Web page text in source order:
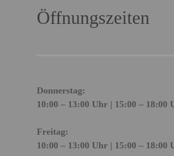
Öffnungszeiten
Donnerstag:
10:00 – 13:00 Uhr | 15:00 – 18:00
Freitag:
10:00 – 13:00 Uhr | 15:00 – 18:00